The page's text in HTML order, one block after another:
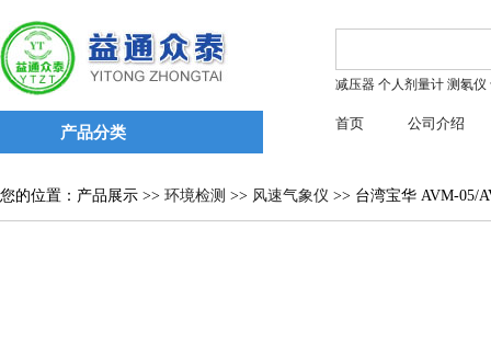
产品分类
减压器 个人剂量计 测氡仪
首页 公司介绍
您的位置：产品展示 >> 环境检测 >> 风速气象仪 >> 台湾宝华 AVM-05/